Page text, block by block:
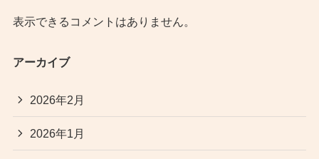
表示できるコメントはありません。
アーカイブ
2026年2月
2026年1月